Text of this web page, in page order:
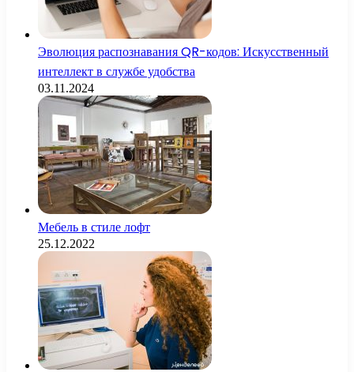
Эволюция распознавания QR-кодов: Искусственный
интеллект в службе удобства
03.11.2024
Мебель в стиле лофт
25.12.2022